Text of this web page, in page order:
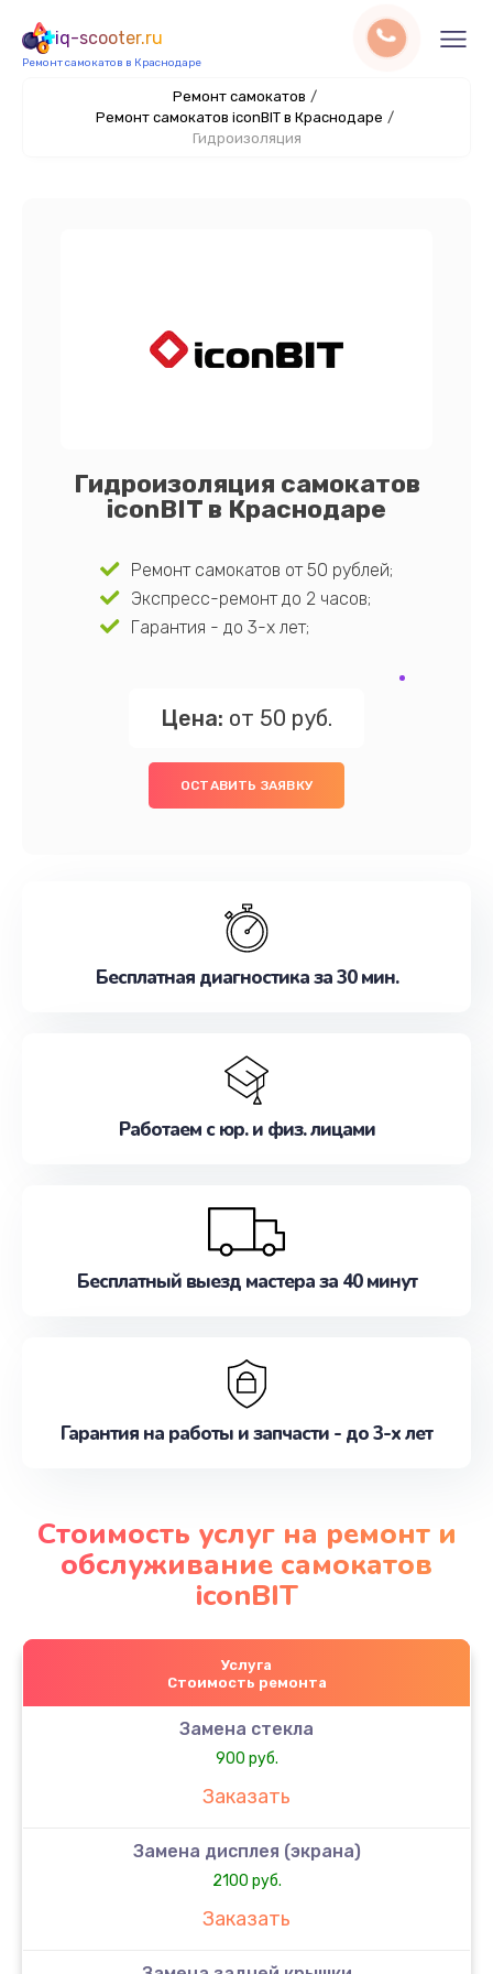
iq-scooter.ru
Ремонт самокатов в Краснодаре
Ремонт самокатов /
Ремонт самокатов iconBIT в Краснодаре /
Гидроизоляция
Гидроизоляция самокатов
iconBIT в Краснодаре
Ремонт самокатов от 50 рублей;
Экспресс-ремонт до 2 часов;
Гарантия - до 3-х лет;
Цена: от 50 руб.
ОСТАВИТЬ ЗАЯВКУ
Бесплатная диагностика за 30 мин.
Работаем с юр. и физ. лицами
Бесплатный выезд мастера за 40 минут
Гарантия на работы и запчасти - до 3-х лет
Стоимость услуг на ремонт и
обслуживание самокатов
iconBIT
Услуга
Стоимость ремонта
Замена стекла
900 руб.
Заказать
Замена дисплея (экрана)
2100 руб.
Заказать